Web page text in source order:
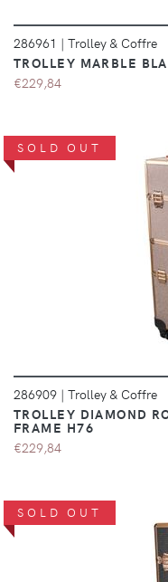
286961 | Trolley & Coffre
TROLLEY MARBLE
€229,84
SOLD OUT
286909 | Trolley & Coffre
TROLLEY DIAMOND
FRAME H76
€229,84
SOLD OUT